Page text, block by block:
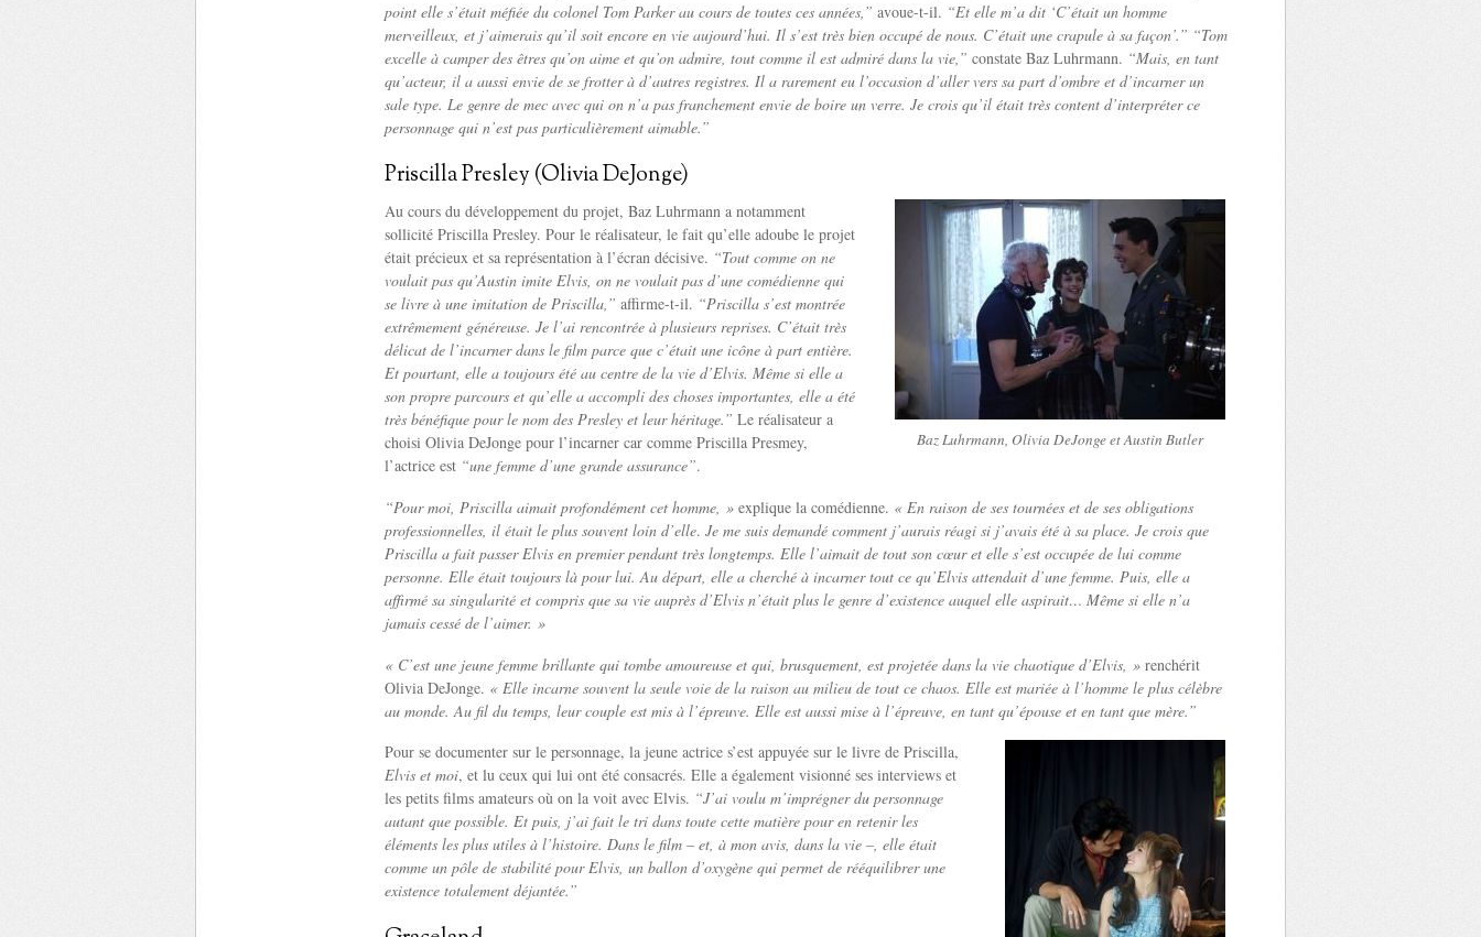
point elle s’était méfiée du colonel Tom Parker au cours de toutes ces années,” avoue-t-il. “Et elle m’a dit ‘C’était un homme
merveilleux, et j’aimerais qu’il soit encore en vie aujourd’hui. Il s’est très bien occupé de nous. C’était une crapule à sa façon’.” “Tom
excelle à camper des êtres qu’on aime et qu’on admire, tout comme il est admiré dans la vie,” constate Baz Luhrmann. “Mais, en tant
qu’acteur, il a aussi envie de se frotter à d’autres registres. Il a rarement eu l’occasion d’aller vers sa part d’ombre et d’incarner un
sale type. Le genre de mec avec qui on n’a pas franchement envie de boire un verre. Je crois qu’il était très content d’interpréter ce
personnage qui n’est pas particulièrement aimable.”
Priscilla Presley (Olivia DeJonge)
Baz Luhrmann, Olivia DeJonge et Austin Butler
Au cours du développement du projet, Baz Luhrmann a notamment
sollicité Priscilla Presley. Pour le réalisateur, le fait qu’elle adoube le projet
était précieux et sa représentation à l’écran décisive. “Tout comme on ne
voulait pas qu’Austin imite Elvis, on ne voulait pas d’une comédienne qui
se livre à une imitation de Priscilla,” affirme-t-il. “Priscilla s’est montrée
extrêmement généreuse. Je l’ai rencontrée à plusieurs reprises. C’était très
délicat de l’incarner dans le film parce que c’était une icône à part entière.
Et pourtant, elle a toujours été au centre de la vie d’Elvis. Même si elle a
son propre parcours et qu’elle a accompli des choses importantes, elle a été
très bénéfique pour le nom des Presley et leur héritage.” Le réalisateur a
choisi Olivia DeJonge pour l’incarner car comme Priscilla Presmey,
l’actrice est “une femme d’une grande assurance”.
“Pour moi, Priscilla aimait profondément cet homme, » explique la comédienne. « En raison de ses tournées et de ses obligations
professionnelles, il était le plus souvent loin d’elle. Je me suis demandé comment j’aurais réagi si j’avais été à sa place. Je crois que
Priscilla a fait passer Elvis en premier pendant très longtemps. Elle l’aimait de tout son cœur et elle s’est occupée de lui comme
personne. Elle était toujours là pour lui. Au départ, elle a cherché à incarner tout ce qu’Elvis attendait d’une femme. Puis, elle a
affirmé sa singularité et compris que sa vie auprès d’Elvis n’était plus le genre d’existence auquel elle aspirait… Même si elle n’a
jamais cessé de l’aimer. »
« C’est une jeune femme brillante qui tombe amoureuse et qui, brusquement, est projetée dans la vie chaotique d’Elvis, » renchérit
Olivia DeJonge. « Elle incarne souvent la seule voie de la raison au milieu de tout ce chaos. Elle est mariée à l’homme le plus célèbre
au monde. Au fil du temps, leur couple est mis à l’épreuve. Elle est aussi mise à l’épreuve, en tant qu’épouse et en tant que mère.”
Pour se documenter sur le personnage, la jeune actrice s’est appuyée sur le livre de Priscilla,
Elvis et moi, et lu ceux qui lui ont été consacrés. Elle a également visionné ses interviews et
les petits films amateurs où on la voit avec Elvis. “J’ai voulu m’imprégner du personnage
autant que possible. Et puis, j’ai fait le tri dans toute cette matière pour en retenir les
éléments les plus utiles à l’histoire. Dans le film – et, à mon avis, dans la vie –, elle était
comme un pôle de stabilité pour Elvis, un ballon d’oxygène qui permet de rééquilibrer une
existence totalement déjantée.”